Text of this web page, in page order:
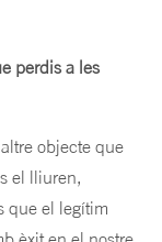
perdis a les
objecte que
el lliuren,
que el legítim